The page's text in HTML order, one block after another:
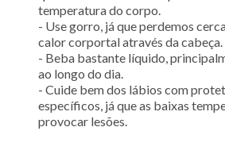
temperatura do corpo.
- Use gorro, já que perdemos
calor corportal através da cabeça.
- Beba bastante líquido,
ao longo do dia.
- Cuide bem dos lábios com
específicos, já que as baixas
provocar lesões.